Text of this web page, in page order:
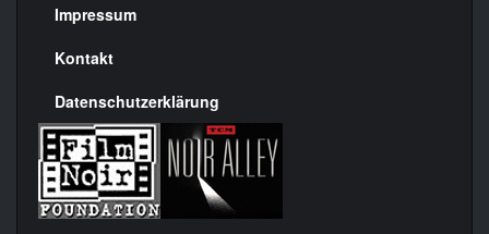
Seite
Impressum
Kontakt
Datenschutzerklärung